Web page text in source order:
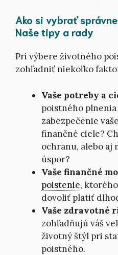
Ako si vybrať
Naše tipy a rady
Pri výbere životného
zohľadniť niekoľko
Vaše potreby a
poistného
zabezpečenie
finančné ciele?
ochranu, alebo aj
úspor?
Vaše finančné
poistenie, ktorého
dovoliť platiť
Vaše zdravotné
zohľadňujú váš
životný štýl pri
poistného.